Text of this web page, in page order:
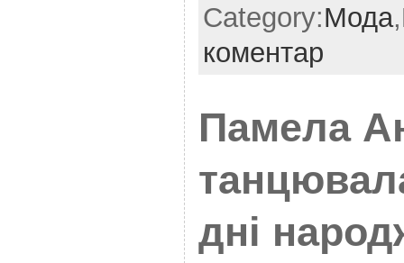
Category:Мода,
коментар
Памела
дні